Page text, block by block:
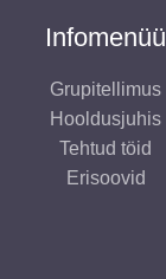
Infomenüü
Grupitellimus
Hooldusjuhis
Tehtud töid
Erisoovid